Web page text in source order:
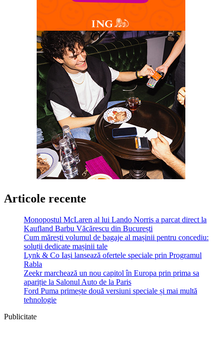
Articole recente
Monopostul McLaren al lui Lando Norris a parcat direct la
Kaufland Barbu Văcărescu din București
Cum mărești volumul de bagaje al mașinii pentru concediu:
soluții dedicate mașinii tale
Lynk & Co Iași lansează ofertele speciale prin Programul
Rabla
Zeekr marchează un nou capitol în Europa prin prima sa
apariție la Salonul Auto de la Paris
Ford Puma primește două versiuni speciale și mai multă
tehnologie
Publicitate